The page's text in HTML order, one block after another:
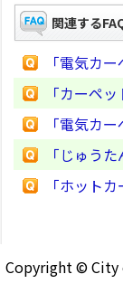
関連する
「電気カ
「カーペ
「電気カ
「じゅう
「ホット
Copyright © City